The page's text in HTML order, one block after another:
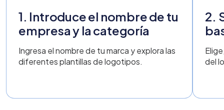
1. Introduce el nombre de tu
empresa y la categoría
Ingresa el nombre de tu marca y explora las
diferentes plantillas de logotipos.
2.
del